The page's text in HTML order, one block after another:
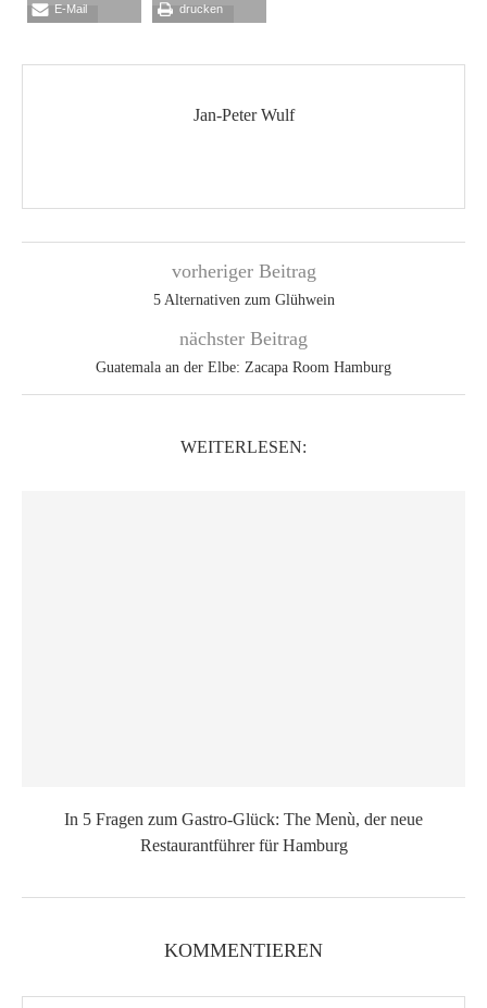
E-Mail drucken
Jan-Peter Wulf
vorheriger Beitrag
5 Alternativen zum Glühwein
nächster Beitrag
Guatemala an der Elbe: Zacapa Room Hamburg
WEITERLESEN:
In 5 Fragen zum Gastro-Glück: The Menù, der neue
Restaurantführer für Hamburg
KOMMENTIEREN